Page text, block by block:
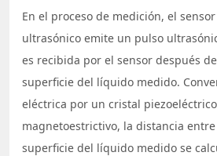
En el proceso de medición, el
ultrasónico emite un pulso
es recibida por el sensor después
superficie del líquido medido.
eléctrica por un cristal
magnetoestrictivo, la distancia
superficie del líquido medido se